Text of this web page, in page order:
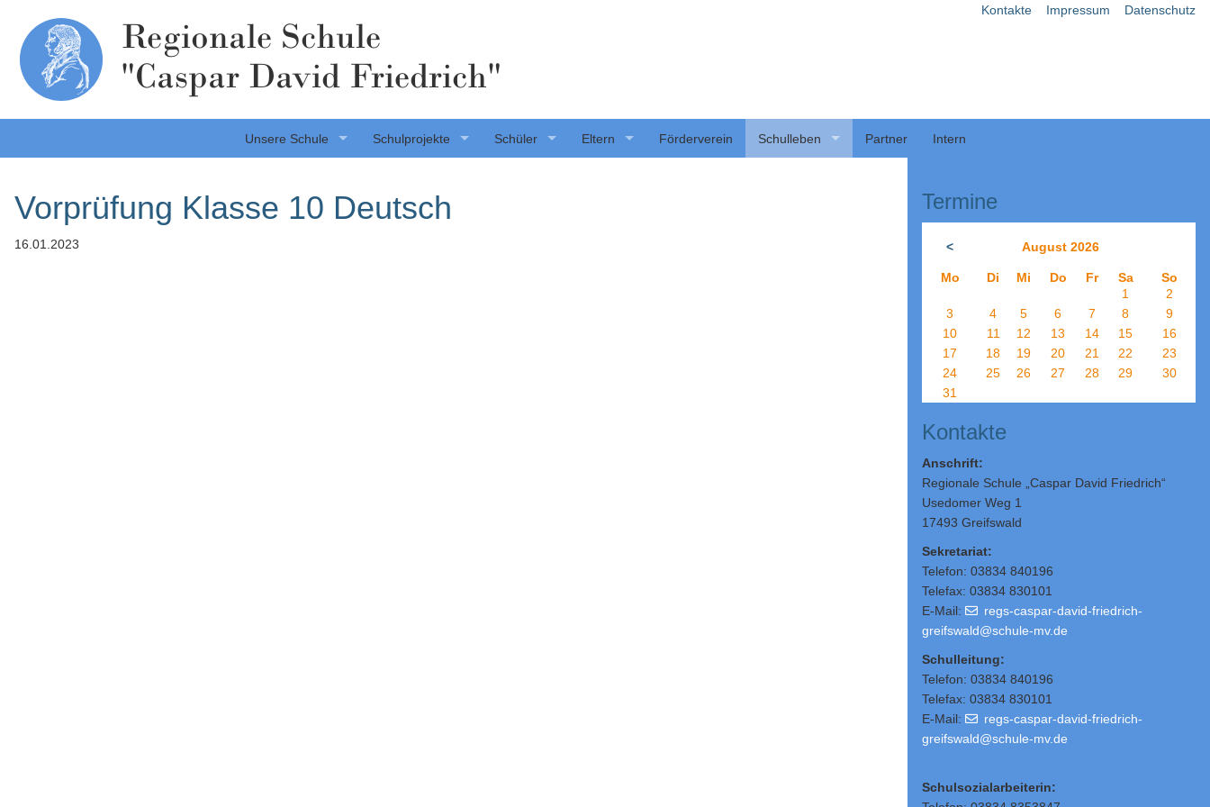
Kontakte Impressum Datenschutz
Regionale Schule
"Caspar David Friedrich"
Unsere Schule Schulprojekte Schüler Eltern Förderverein Schulleben Partner Intern
Vorprüfung Klasse 10 Deutsch
16.01.2023
Termine
< August 2026
Mo Di Mi Do Fr Sa
So
1
2
3
4 5 6 7 8
9
10
11 12 13 14 15
16
17
18 19 20 21 22
23
24
25 26 27 28 29
30
31
Kontakte
Anschrift:
Regionale Schule „Caspar David Friedrich“
Usedomer Weg 1
17493 Greifswald
Sekretariat:
Telefon: 03834 840196
Telefax: 03834 830101
E-Mail:
regs-caspar-david-friedrich-
greifswald@schule-mv.de
Schulleitung:
Telefon: 03834 840196
Telefax: 03834 830101
E-Mail:
regs-caspar-david-friedrich-
greifswald@schule-mv.de
Schulsozialarbeiterin: